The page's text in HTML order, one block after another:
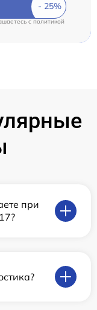
c политикой
при